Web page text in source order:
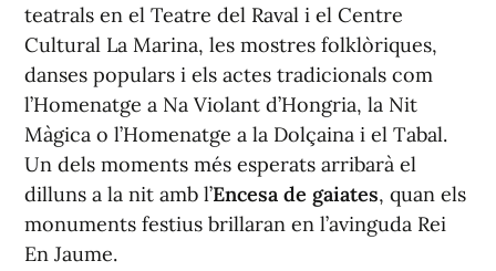
teatrals en el Teatre del Raval i el Centre
Cultural La Marina, les mostres folklòriques,
danses populars i els actes tradicionals com
l’Homenatge a Na Violant d’Hongria, la Nit
Màgica o l’Homenatge a la Dolçaina i el Tabal.
Un dels moments més esperats arribarà el
dilluns a la nit amb l’Encesa de gaiates, quan els
monuments festius brillaran en l’avinguda Rei
En Jaume.